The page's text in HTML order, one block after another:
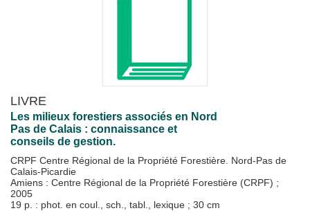
LIVRE
Les milieux forestiers associés en Nord
Pas de Calais : connaissance et
conseils de gestion.
CRPF Centre Régional de la Propriété Forestière. Nord-Pas de
Calais-Picardie
Amiens : Centre Régional de la Propriété Forestière (CRPF) ;
2005
19 p. : phot. en coul., sch., tabl., lexique ; 30 cm